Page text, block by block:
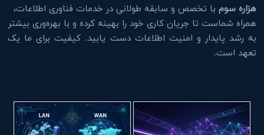
هزاره سوم با تخصص و سابقه طولانی در خدمات فناوری اطلاعات،
همراه شماست تا جریان کاری خود را بهینه کرده و با بهره‌وری بیشتر
به رشد پایدار و امنیت اطلاعات دست یابید. کیفیت برای ما یک
تعهد است.